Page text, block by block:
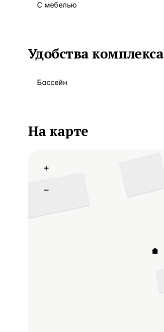
С мебелью
Удобства комплекса
Бассейн
На карте
+
−